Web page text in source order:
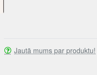
Jautā mums par produktu!